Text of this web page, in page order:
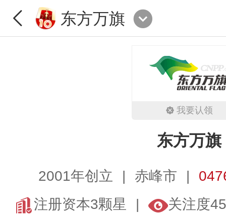
东方万旗
我要认领
东方万旗
2001年创立 赤峰市
注册资本3颗星
关注度